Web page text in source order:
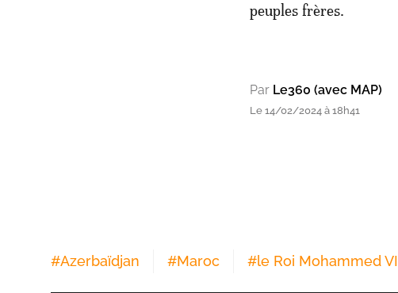
peuples frères.
Par Le360 (avec MAP)
Le 14/02/2024 à 18h41
#Azerbaïdjan #Maroc #le Roi Mohammed VI